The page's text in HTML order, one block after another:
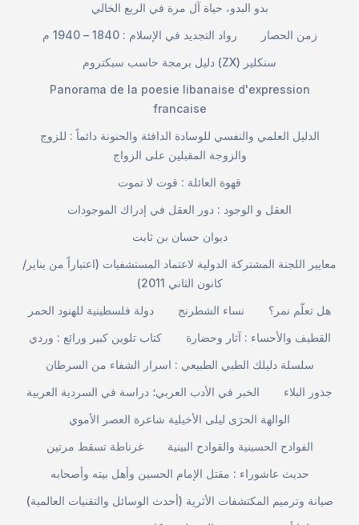
بدو البدو، حياة آل مرة في الربع الخالي
رواد التجديد في الإسلام : 1840 – 1940 م
زمن الحصار
دليل برمجة حاسب سبكتروم (ZX) سنكلير
Panorama de la poesie libanaise d'expression
francaise
الدليل العلمي والنفسي للوسادة الدافئة والحنونة دائماً : للزوج
والزوجة المقبلين على الزواج
قهوة العائلة : قوت لا تموت
العقل و الوجود : دور العقل في إدراك الموجودات
ديوان حسان بن ثابت
معايير اللجنة المشتركة الدولية لاعتماد المستشفيات (اعتباراً من يناير/
كانون الثاني 2011)
دولة فلسطينية للهنود الحمر
نساء الشطرنج
هل تعلّم نمر؟
كتاب تلوين كبير ورائع : وردي
القطيف والأحساء : آثار وحضارة
سلسلة دليلك الطبي الطبيعي : اسرار الشفاء من السرطان
الخبر في الأدب العربي؛ دراسة في السردية العربية
جذور البلاء
الوالهة الحرَى ليلى الأخيلية شاعرة العصر الأموي
غرناطة تسقط مرتين
الفوادح الحسينية والقوادح البينية
حديث عاشوراء : مقتل الإمام الحسين وأهل بيته وأصحابه
صيانة وترميم المكتشفات الأثرية (أحدث الوسائل والتقنيات العالمية)